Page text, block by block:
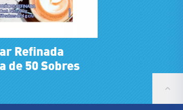
Refinada
de 50 Sobres